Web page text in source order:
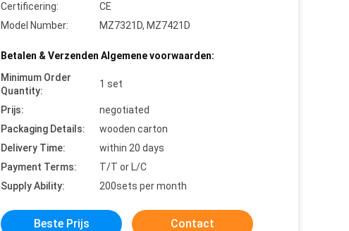
Certificering:
CE
Model Number:
MZ7321D, MZ7421D
Betalen & Verzenden Algemene voorwaarden:
Minimum Order
Quantity:
1 set
Prijs:
negotiated
Packaging Details:
wooden carton
Delivery Time:
within 20 days
Payment Terms:
T/T or L/C
Supply Ability:
200sets per month
Beste Prijs Contact